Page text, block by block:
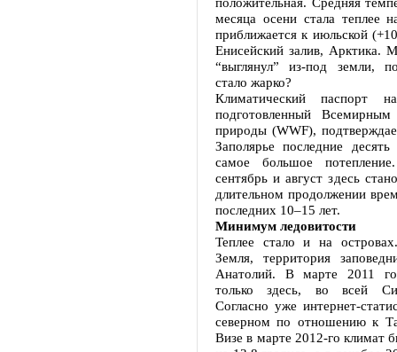
месяца осени стала теплее
приближается к июльской
Енисейский залив, Арктика.
“выглянул” из-под земли,
стало жарко?
Климатический паспорт
подготовленный
природы (WWF),
Заполярье последние десять
самое большое
сентябрь и август здесь
длительном продолжении
последних 10–15 лет.
Минимум ледовитости
Теплее стало и на
Земля, территория
Анатолий. В марте 2011
только здесь, во всей
Согласно уже интернет-
северном по отношению к
Визе в марте 2012-го климат